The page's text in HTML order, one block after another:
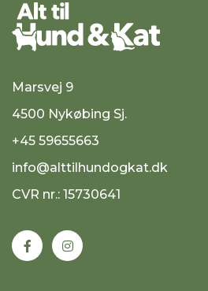
Marsvej 9
4500 Nykøbing Sj.
+45 59655663
info@alttilhundogkat.dk
CVR nr.: 15730641